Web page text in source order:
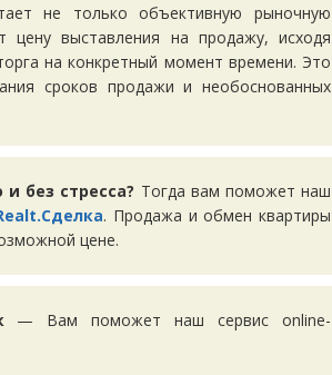
не только объективную рыночную
выставления на продажу, исходя
на конкретный момент времени. Это
сроков продажи и необоснованных
без стресса? Тогда вам поможет наш
. Продажа и обмен квартиры
цене.
— Вам поможет наш сервис online-